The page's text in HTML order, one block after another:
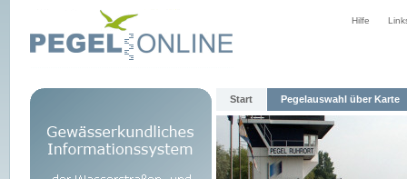
Hilfe
Start Pegelauswahl über Karte